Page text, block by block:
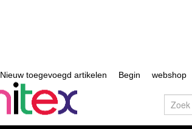
Nieuw toegevoegd artikelen Begin webshop